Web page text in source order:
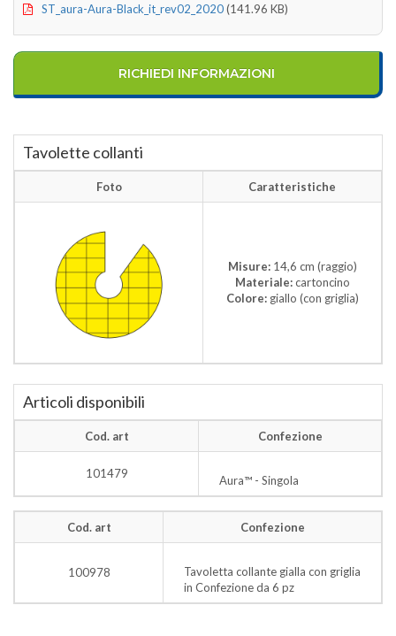
ST_aura-Aura-Black_it_rev02_2020(141.96 KB)
RICHIEDI INFORMAZIONI
Tavolette collanti
Foto Caratteristiche
Misure:14,6 cm (raggio)
Materiale:cartoncino
Colore:giallo (con griglia)
Articoli disponibili
Cod. art Confezione
101479 Aura™ - Singola
Cod. art Confezione
100978
Tavoletta collante gialla con griglia
in Confezione da 6 pz